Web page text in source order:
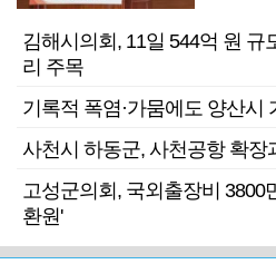
김해시의회, 11일 544억 원 규
리 주목
기록적 폭염·가뭄에도 양산시
사천시 하동군, 사천공항 확장
고성군의회, 국외출장비 3800
환원'